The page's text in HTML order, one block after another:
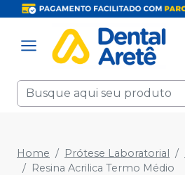
Home Prótese Laboratorial
Resina Acrilica Termo Médio